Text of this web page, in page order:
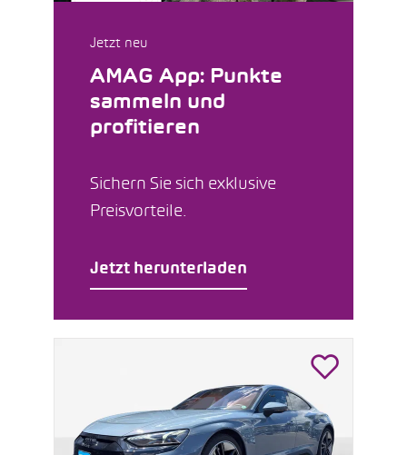
Jetzt neu
AMAG App: Punkte
sammeln und
profitieren
Sichern Sie sich exklusive
Preisvorteile.
Jetzt herunterladen